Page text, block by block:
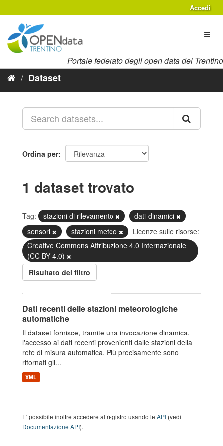
al
contenuto
Accedi
Portale federato degli open data del Trentino
Dataset
Ordina per
1 dataset trovato
Tag: stazioni di rilevamento
dati-dinamici
sensori
stazioni meteo
Licenze sulle risorse:
Creative Commons Attribuzione 4.0 Internazionale
(CC BY 4.0)
Risultato del filtro
Dati recenti delle stazioni meteorologiche
automatiche
Il dataset fornisce, tramite una invocazione dinamica,
l'accesso ai dati recenti provenienti dalle stazioni della
rete di misura automatica. Più precisamente sono
ritornati gli...
XML
E' possibile inoltre accedere al registro usando le API (vedi
Documentazione API).